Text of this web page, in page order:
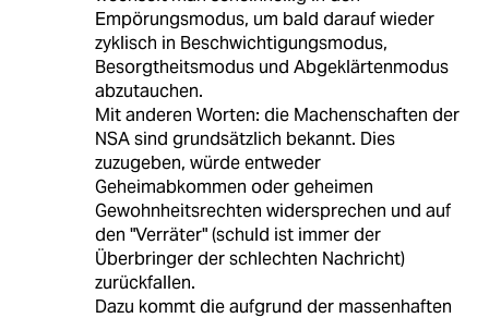
Empörungsmodus, um bald darauf wieder
zyklisch in Beschwichtigungsmodus,
Besorgtheitsmodus und Abgeklärtenmodus
abzutauchen.
Mit anderen Worten: die Machenschaften der
NSA sind grundsätzlich bekannt. Dies
zuzugeben, würde entweder
Geheimabkommen oder geheimen
Gewohnheitsrechten widersprechen und auf
den "Verräter" (schuld ist immer der
Überbringer der schlechten Nachricht)
zurückfallen.
Dazu kommt die aufgrund der massenhaften